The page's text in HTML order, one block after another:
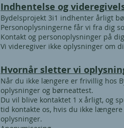
Indhentelse og
Bydelsprojekt 3i1 indhenter årligt
Personoplysningerne får vi fra dig
Kontakt og personoplysninger på
Vi videregiver ikke oplysninger om
Hvornår sletter vi
Når du ikke længere er frivillig hos
oplysninger og børneattest.
Du vil blive kontaktet 1 x årligt, og
tid kontakte os, hvis du ikke
oplysninger.